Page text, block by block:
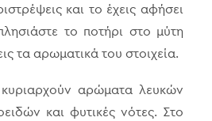
και το έχεις αφήσει
το ποτήρι στο μύτη
τα αρωματικά του στοιχεία.
αρώματα λευκών
και φυτικές νότες. Στο